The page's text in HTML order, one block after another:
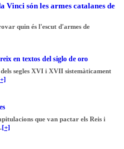
Vinci són les armes catalanes de
quin és l'escut d'armes de
en textos del siglo de oro
segles XVI i XVII sistemàticament
que van pactar els Reis i
[+]